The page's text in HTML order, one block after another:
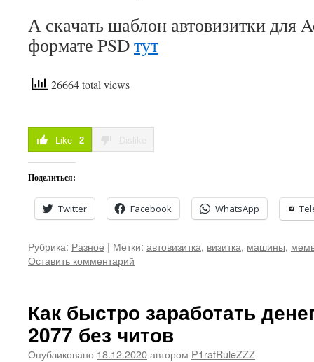
А скачать шаблон автовизитки для
формате PSDтут
26664 total views
Like 2
Поделиться:
Twitter Facebook WhatsApp
Рубрика: Разное | Метки: автовизитка, визитка, машины,
Оставить комментарий
Как быстро заработать
2077 без читов
Опубликовано 18.12.2020автором P1ratRuleZZZ